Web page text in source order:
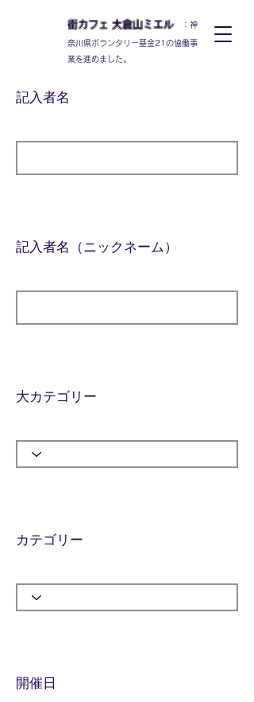
街カフェ 大倉山ミエル：神
奈川県ボランタリー基金21の協働事
業を進めました。
​記入者名
​記入者名（ニックネーム）
大カテゴリー
カテゴリー
​開催日